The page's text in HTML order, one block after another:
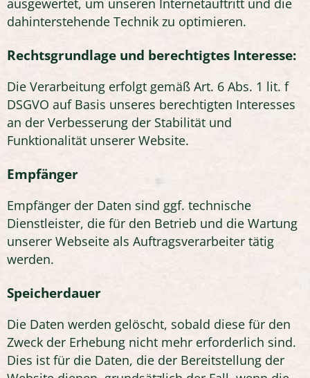
ausgewertet, um unseren Internetauftritt und die
dahinterstehende Technik zu optimieren.
Rechtsgrundlage und berechtigtes Interesse:
Die Verarbeitung erfolgt gemäß Art. 6 Abs. 1 lit. f
DSGVO auf Basis unseres berechtigten Interesses
an der Verbesserung der Stabilität und
Funktionalität unserer Website.
Empfänger
Empfänger der Daten sind ggf. technische
Dienstleister, die für den Betrieb und die Wartung
unserer Webseite als Auftragsverarbeiter tätig
werden.
Speicherdauer
Die Daten werden gelöscht, sobald diese für den
Zweck der Erhebung nicht mehr erforderlich sind.
Dies ist für die Daten, die der Bereitstellung der